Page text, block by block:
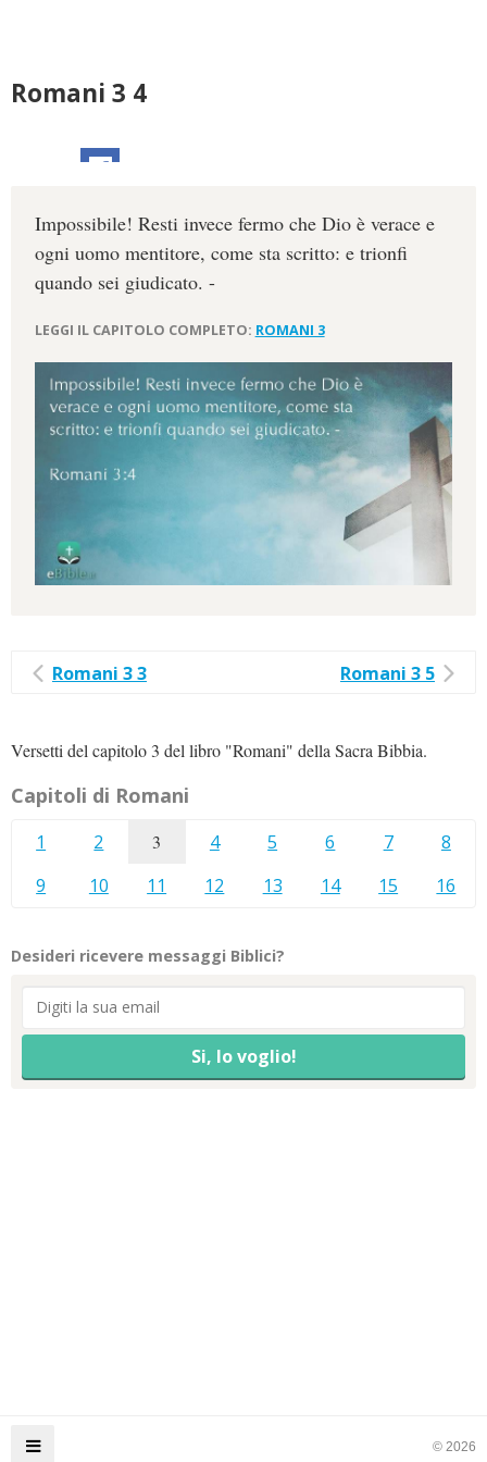
Romani 3 4
Impossibile! Resti invece fermo che Dio è verace e
ogni uomo mentitore, come sta scritto: e trionfi
quando sei giudicato. -
LEGGI IL CAPITOLO COMPLETO: ROMANI 3
Romani 3 3 Romani 3 5
Versetti del capitolo 3 del libro "Romani" della Sacra Bibbia.
Capitoli di Romani
1 2 3 4 5 6 7
8
9
10 11 12 13 14 15 16
Desideri ricevere messaggi Biblici?
© 2026